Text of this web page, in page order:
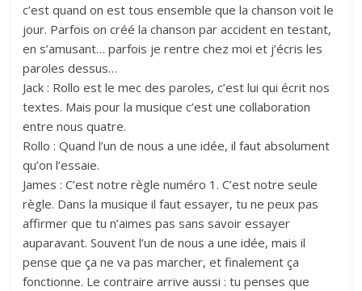
c’est quand on est tous ensemble que la chanson voit le
jour. Parfois on créé la chanson par accident en testant,
en s’amusant… parfois je rentre chez moi et j’écris les
paroles dessus…
Jack : Rollo est le mec des paroles, c’est lui qui écrit nos
textes. Mais pour la musique c’est une collaboration
entre nous quatre.
Rollo : Quand l’un de nous a une idée, il faut absolument
qu’on l’essaie.
James : C’est notre règle numéro 1. C’est notre seule
règle. Dans la musique il faut essayer, tu ne peux pas
affirmer que tu n’aimes pas sans savoir essayer
auparavant. Souvent l’un de nous a une idée, mais il
pense que ça ne va pas marcher, et finalement ça
fonctionne. Le contraire arrive aussi : tu penses que